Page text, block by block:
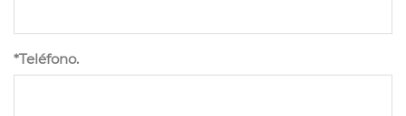
*Teléfono.